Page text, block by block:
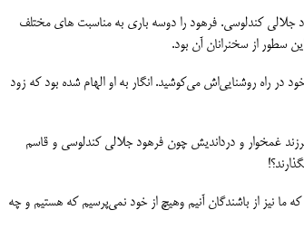
جلالی کندلوسی. فرهود را دوسه باری به مناسبت های مختلف
سطور از سخنرانان آن بود.
راه روشنایی‌اش می‌کوشید. انگار به او الهام شده بود که زود
غمخوار و درداندیش چون فرهود جلالی کندلوسی و قاسم
ما نیز از باشندگان آنیم وهیچ از خود نمی‌پرسیم که هستیم و چه